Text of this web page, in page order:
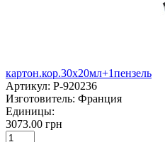
картон.кор.30х20мл+1пензель
Артикул: P-920236
Изготовитель: Франция
Единицы:
3073.00 грн